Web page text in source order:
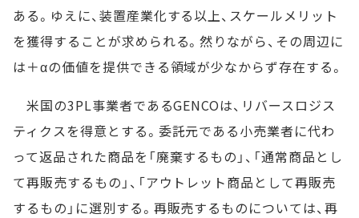
ある。ゆえに、装置産業化する以上、スケールメリット
を獲得することが求められる。然りながら、その周辺に
は＋αの価値を提供できる領域が少なからず存在する。
米国の3PL事業者であるGENCOは、リバースロジス
ティクスを得意とする。委託元である小売業者に代わ
って返品された商品を「廃棄するもの」、「通常商品とし
て再販売するもの」、「アウトレット商品として再販売
するもの」に選別する。再販売するものについては、再